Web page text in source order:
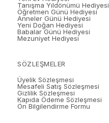
Tanışma Yıldönümü Hediyesi
Öğretmen Günü Hediyesi
Anneler Günü Hediyesi
Yeni Doğan Hediyesi
Babalar Günü Hediyesi
Mezuniyet Hediyesi
SÖZLEŞMELER
Üyelik Sözleşmesi
Mesafeli Satış Sözleşmesi
Gizlilik Sözleşmesi
Kapıda Ödeme Sözleşmesi
Ön Bilgilendirme Formu